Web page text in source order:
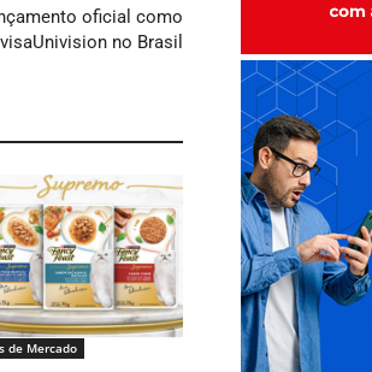
oficial como
no Brasil
de Mercado